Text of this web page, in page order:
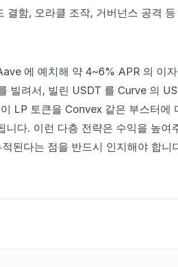
결함, 오라클 조작, 거버넌스 공격 등
에 예치해 약 4~6% APR 의 이
빌려서, 빌린 USDT 를 Curve 의
LP 토큰을 Convex 같은 부스터에
니다. 이런 다층 전략은 수익을 높여
된다는 점을 반드시 인지해야 합니